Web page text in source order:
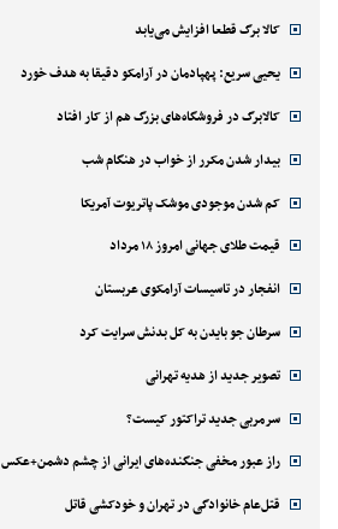
کالا برگ قطعا افزایش می‌یابد
یحیی سریع: پهپادمان در آرامکو دقیقا به هدف خورد
کالابرگ در فروشگاه‌های بزرگ هم از کار افتاد
بیدار شدن مکرر از خواب در هنگام شب
کم شدن موجودی موشک پاتریوت آمریکا
قیمت طلای جهانی امروز ۱۸ مرداد
انفجار در تاسیسات آرامکوی عربستان
سرطان جو بایدن به کل بدنش سرایت کرد
تصویر جدید از هدیه تهرانی
سرمربی جدید تراکتور کیست؟
راز عبور مخفی جنگنده‌های ایرانی از چشم دشمن+عکس
قتل‌‌عام خانوادگی در تهران و خودکشی قاتل